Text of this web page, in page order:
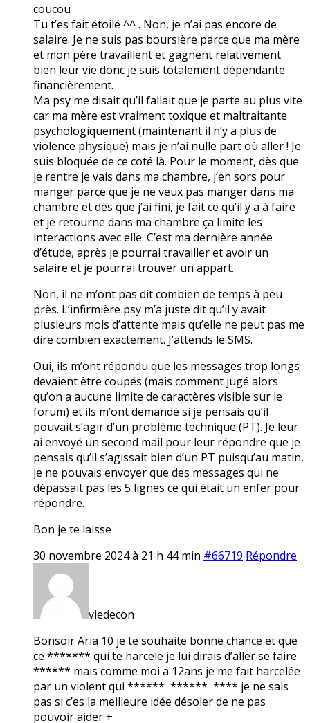
coucou
Tu t’es fait étoilé ^^ . Non, je n’ai pas encore de
salaire. Je ne suis pas boursière parce que ma mère
et mon père travaillent et gagnent relativement
bien leur vie donc je suis totalement dépendante
financièrement.
Ma psy me disait qu’il fallait que je parte au plus vite
car ma mère est vraiment toxique et maltraitante
psychologiquement (maintenant il n’y a plus de
violence physique) mais je n’ai nulle part où aller ! Je
suis bloquée de ce coté là. Pour le moment, dès que
je rentre je vais dans ma chambre, j’en sors pour
manger parce que je ne veux pas manger dans ma
chambre et dès que j’ai fini, je fait ce qu’il y a à faire
et je retourne dans ma chambre ça limite les
interactions avec elle. C’est ma dernière année
d’étude, après je pourrai travailler et avoir un
salaire et je pourrai trouver un appart.
Non, il ne m’ont pas dit combien de temps à peu
près. L’infirmière psy m’a juste dit qu’il y avait
plusieurs mois d’attente mais qu’elle ne peut pas me
dire combien exactement. J’attends le SMS.
Oui, ils m’ont répondu que les messages trop longs
devaient être coupés (mais comment jugé alors
qu’on a aucune limite de caractères visible sur le
forum) et ils m’ont demandé si je pensais qu’il
pouvait s’agir d’un problème technique (PT). Je leur
ai envoyé un second mail pour leur répondre que je
pensais qu’il s’agissait bien d’un PT puisqu’au matin,
je ne pouvais envoyer que des messages qui ne
dépassait pas les 5 lignes ce qui était un enfer pour
répondre.
Bon je te laisse
30 novembre 2024 à 21 h 44 min #66719 Répondre
viedecon
Bonsoir Aria 10 je te souhaite bonne chance et que
ce ******* qui te harcele je lui dirais d’aller se faire
****** mais comme moi a 12ans je me fait harcelée
par un violent qui ****** ****** **** je ne sais
pas si c’es la meilleure idée désoler de ne pas
pouvoir aider +